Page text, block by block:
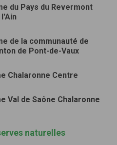
du Pays du Revermont
de la communauté de
de Pont-de-Vaux
Chalaronne Centre
Val de Saône Chalaronne
naturelles